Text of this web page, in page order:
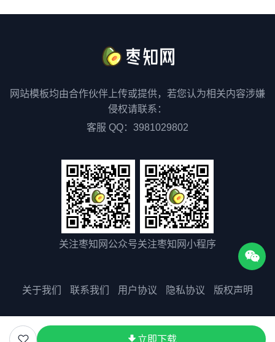
立即下载
网站模板均由合作伙伴上传或提供，若您认为相关内容涉嫌
侵权请联系：
客服 QQ：3981029802
关注枣知网公众号关注枣知网小程序
关于我们 联系我们 用户协议 隐私协议 版权声明
版权所有©2025 51zaozhi.com